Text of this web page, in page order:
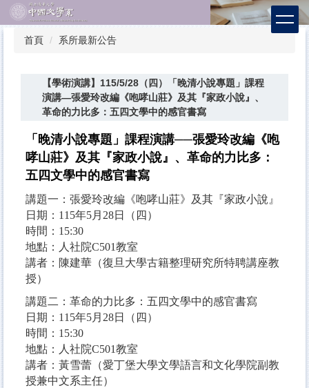
跳
到
首頁 系所最新公告
【學術演講】115/5/28（四）「晚清小說專題」課程
演講—張愛玲改編《咆哮山莊》及其『家政小說』、
革命的力比多：五四文學中的感官書寫
「晚清小說專題」課程演講──張愛玲改編《咆
哮山莊》及其『家政小說』、革命的力比多：
五四文學中的感官書寫
講題一：張愛玲改編《咆哮山莊》及其『家政小說』
日期：115年5月28日（四）
時間：15:30
地點：人社院C501教室
講者：陳建華（復旦大學古籍整理研究所特聘講座教
授）
講題二：革命的力比多：五四文學中的感官書寫
日期：115年5月28日（四）
時間：15:30
地點：人社院C501教室
講者：黃雪蕾（愛丁堡大學文學語言和文化學院副教
授兼中文系主任）